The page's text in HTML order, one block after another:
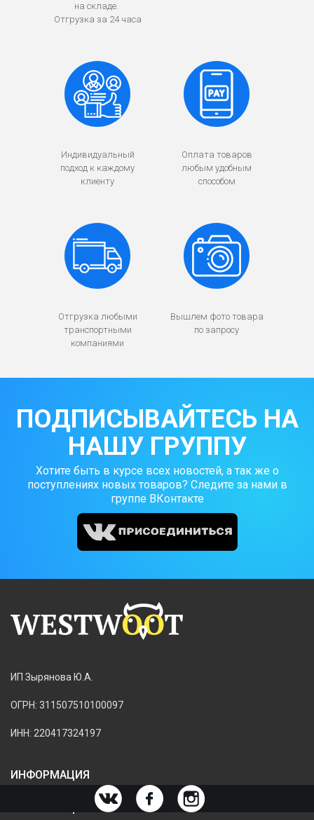
на складе.
Отгрузка за 24 часа
Индивидуальный
подход к каждому
клиенту
Оплата товаров
любым удобным
способом
Отгрузка любыми
транспортными
компаниями
Вышлем фото товара
по запросу
ПОДПИСЫВАЙТЕСЬ НА
НАШУ ГРУППУ
Хотите быть в курсе всех новостей, а так же о
поступлениях новых товаров? Следите за нами в
группе ВКонтакте
ИП Зырянова Ю.А.
ОГРН: 311507510100097
ИНН: 220417324197
ИНФОРМАЦИЯ
ИНФОРМАЦИЯ О МАГАЗИНЕ